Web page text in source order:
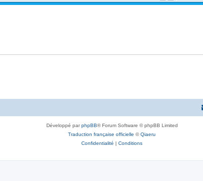
Développé parphpBB® Forum Software © phpBB Limited
Traduction française officielle ©Qiaeru
Confidentialité
Conditions